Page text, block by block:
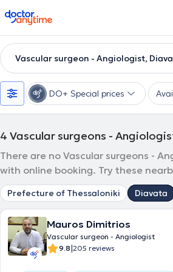
doctoranytime
Vascular surgeon - Angiologist,
DO+ Special prices
4 Vascular surgeons -
There are no Vascular surgeons -
with online booking. Try these
Prefecture of Thessaloniki Diavata
Mauros Dimitrios
Vascular surgeon - Angiologist
9.8|205 reviews